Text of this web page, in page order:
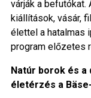
várják a befutókat.
kiállítások, vásár,
élettel a hatalmas
program előzetes
Natúr borok és
életérzés a